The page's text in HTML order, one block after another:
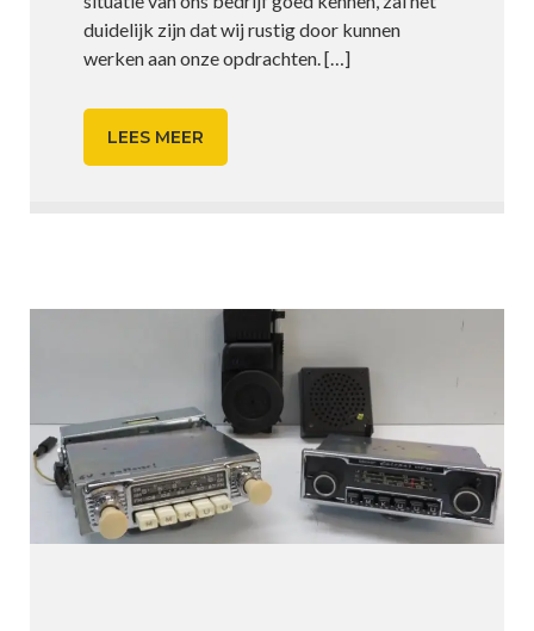
duidelijk zijn dat wij rustig door kunnen
werken aan onze opdrachten.[…]
LEES MEER